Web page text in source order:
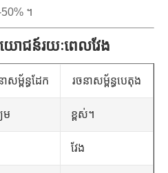
។
យោជន៍រយៈពេលវែង
ាសម្ព័ន្ធដែក រចនាសម្ព័ន្ធបេតុង
ម ខ្ពស់។
វែង